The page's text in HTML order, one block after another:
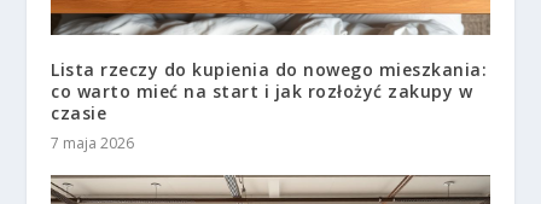
Lista rzeczy do kupienia do nowego mieszkania:
co warto mieć na start i jak rozłożyć zakupy w
czasie
7 maja 2026